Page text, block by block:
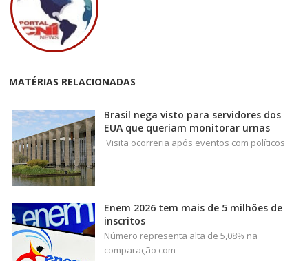
MATÉRIAS RELACIONADAS
Brasil nega visto para servidores dos
EUA que queriam monitorar urnas
Visita ocorreria após eventos com políticos
Enem 2026 tem mais de 5 milhões de
inscritos
Número representa alta de 5,08% na
comparação com